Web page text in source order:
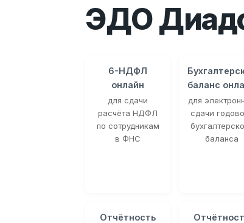
ЭДО
6-НДФЛ
онлайн
для сдачи
расчёта НДФЛ
по сотрудникам
в ФНС
баланс
для
сдачи
баланса
Отчётность